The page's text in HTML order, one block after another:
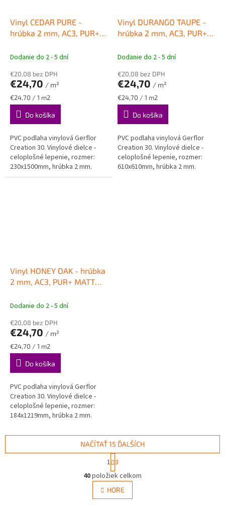
Vinyl CEDAR PURE -
hrúbka 2 mm, AC3, PUR+
Gerflor
Dodanie do 2 - 5 dní
€20,08 bez DPH
€24,70 / m²
Jednotková
cena:
€24,70 / 1 m2
Do košíka
PVC podlaha vinylová Gerflor
Creation 30. Vinylové dielce -
celoplošné lepenie, rozmer:
230x1500mm, hrúbka 2 mm.
Vinyl DURANGO TAUPE -
hrúbka 2 mm, AC3, PUR+
Gerflor
Dodanie do 2 - 5 dní
€20,08 bez DPH
€24,70 / m²
Jednotková
cena:
€24,70 / 1 m2
Do košíka
PVC podlaha vinylová Gerflor
Creation 30. Vinylové dielce -
celoplošné lepenie, rozmer:
610x610mm, hrúbka 2 mm.
Vinyl HONEY OAK - hrúbka
2 mm, AC3, PUR+ MATT
Gerflor
Dodanie do 2 - 5 dní
€20,08 bez DPH
€24,70 / m²
Jednotková
cena:
€24,70 / 1 m2
Do košíka
PVC podlaha vinylová Gerflor
Creation 30. Vinylové dielce -
celoplošné lepenie, rozmer:
184x1219mm, hrúbka 2 mm.
O
v
l
á
NAČÍTAŤ 15 ĎALŠÍCH
t
r
á
n
k
1 3
40položiek celkom
HORE